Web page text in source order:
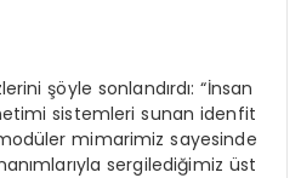
şöyle sonlandırdı: “İnsan
sistemleri sunan idenfit
mimarimiz sayesinde
sergilediğimiz üst